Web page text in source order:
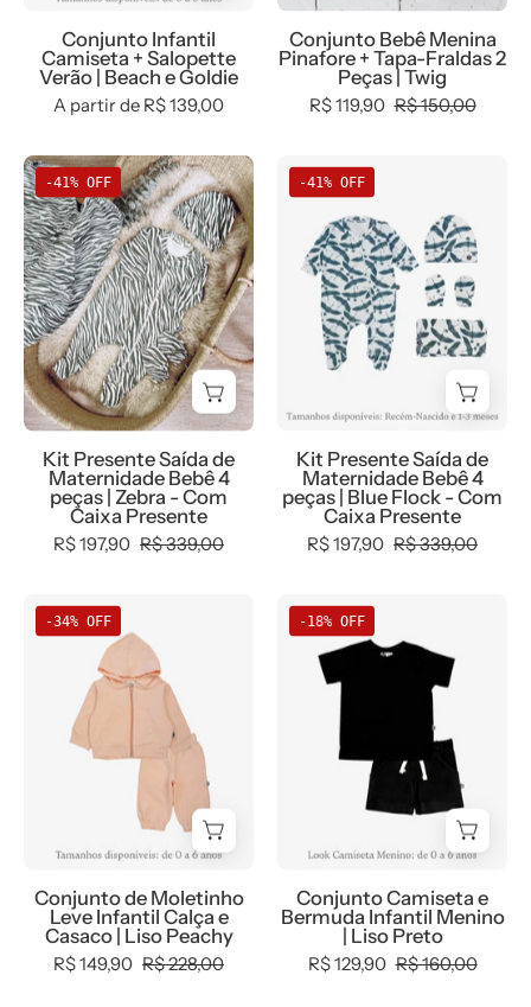
Conjunto Infantil
Camiseta + Salopette
Verão | Beach e Goldie
A partir de R$ 139,00
|
Twig
Conjunto Bebê Menina
Pinafore + Tapa-Fraldas 2
Peças | Twig
R$ 119,90 R$ 150,00
Kit
Presente
Saída
de
Maternidade
Bebê
4
peças
|
Zebra
-
Com
Caixa
Presente
-41% OFF
Kit Presente Saída de
Maternidade Bebê 4
peças | Zebra - Com
Caixa Presente
R$ 197,90 R$ 339,00
Saída
de
Maternidade
Bebê
4
Flock
-
Com
Caixa
-41% OFF
Kit Presente Saída de
Maternidade Bebê 4
peças | Blue Flock - Com
Caixa Presente
R$ 197,90 R$ 339,00
Moletinho
Leve
Unissex
Infantil
Liso
Peachy
-
capuz
+
Calça
-34% OFF
Conjunto de Moletinho
Leve Infantil Calça e
Casaco | Liso Peachy
R$ 149,90 R$ 228,00
Camiseta
Bermuda
Infantil
Menino
Liso
-18% OFF
Conjunto Camiseta e
Bermuda Infantil Menino
| Liso Preto
R$ 129,90 R$ 160,00